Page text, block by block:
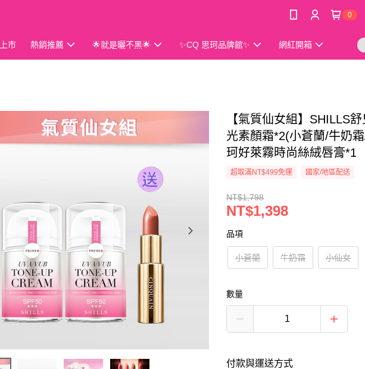
0
市 熱銷推薦 🌟就是曬不黑🌟 ✨CQ 思珂品牌館✨ 網紅開箱
【氣質仙女組】SHILLS
光素顏霜*2(小蒼蘭/牛奶
珂好萊霧時尚絲絨唇膏*1
超取滿NT$499免運 國家/地區配送
NT$1,798
NT$1,398
品項
小蒼蘭 牛奶霜 小仙女
數量
付款與運送方式